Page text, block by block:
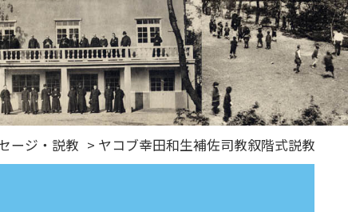
ージ・説教 > ヤコブ幸田和生補佐司教叙階式説教